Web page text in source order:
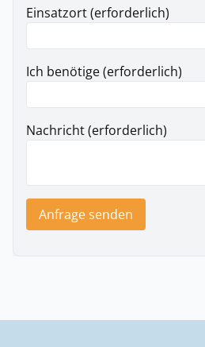
Einsatzort (erforderlich)
Ich benötige (erforderlich)
Nachricht (erforderlich)
Anfrage senden